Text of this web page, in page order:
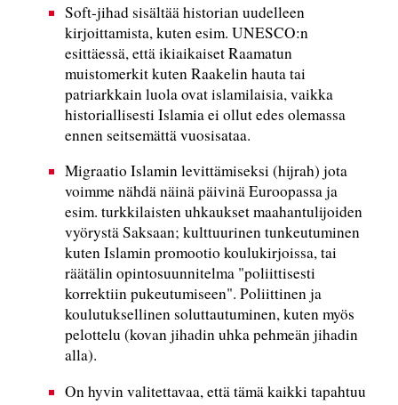
Soft-jihad sisältää historian uudelleen
kirjoittamista, kuten esim. UNESCO:n
esittäessä, että ikiaikaiset Raamatun
muistomerkit kuten Raakelin hauta tai
patriarkkain luola ovat islamilaisia, vaikka
historiallisesti Islamia ei ollut edes olemassa
ennen seitsemättä vuosisataa.
Migraatio Islamin levittämiseksi (hijrah) jota
voimme nähdä näinä päivinä Euroopassa ja
esim. turkkilaisten uhkaukset maahantulijoiden
vyörystä Saksaan; kulttuurinen tunkeutuminen
kuten Islamin promootio koulukirjoissa, tai
räätälin opintosuunnitelma "poliittisesti
korrektiin pukeutumiseen". Poliittinen ja
koulutuksellinen soluttautuminen, kuten myös
pelottelu (kovan jihadin uhka pehmeän jihadin
alla).
On hyvin valitettavaa, että tämä kaikki tapahtuu